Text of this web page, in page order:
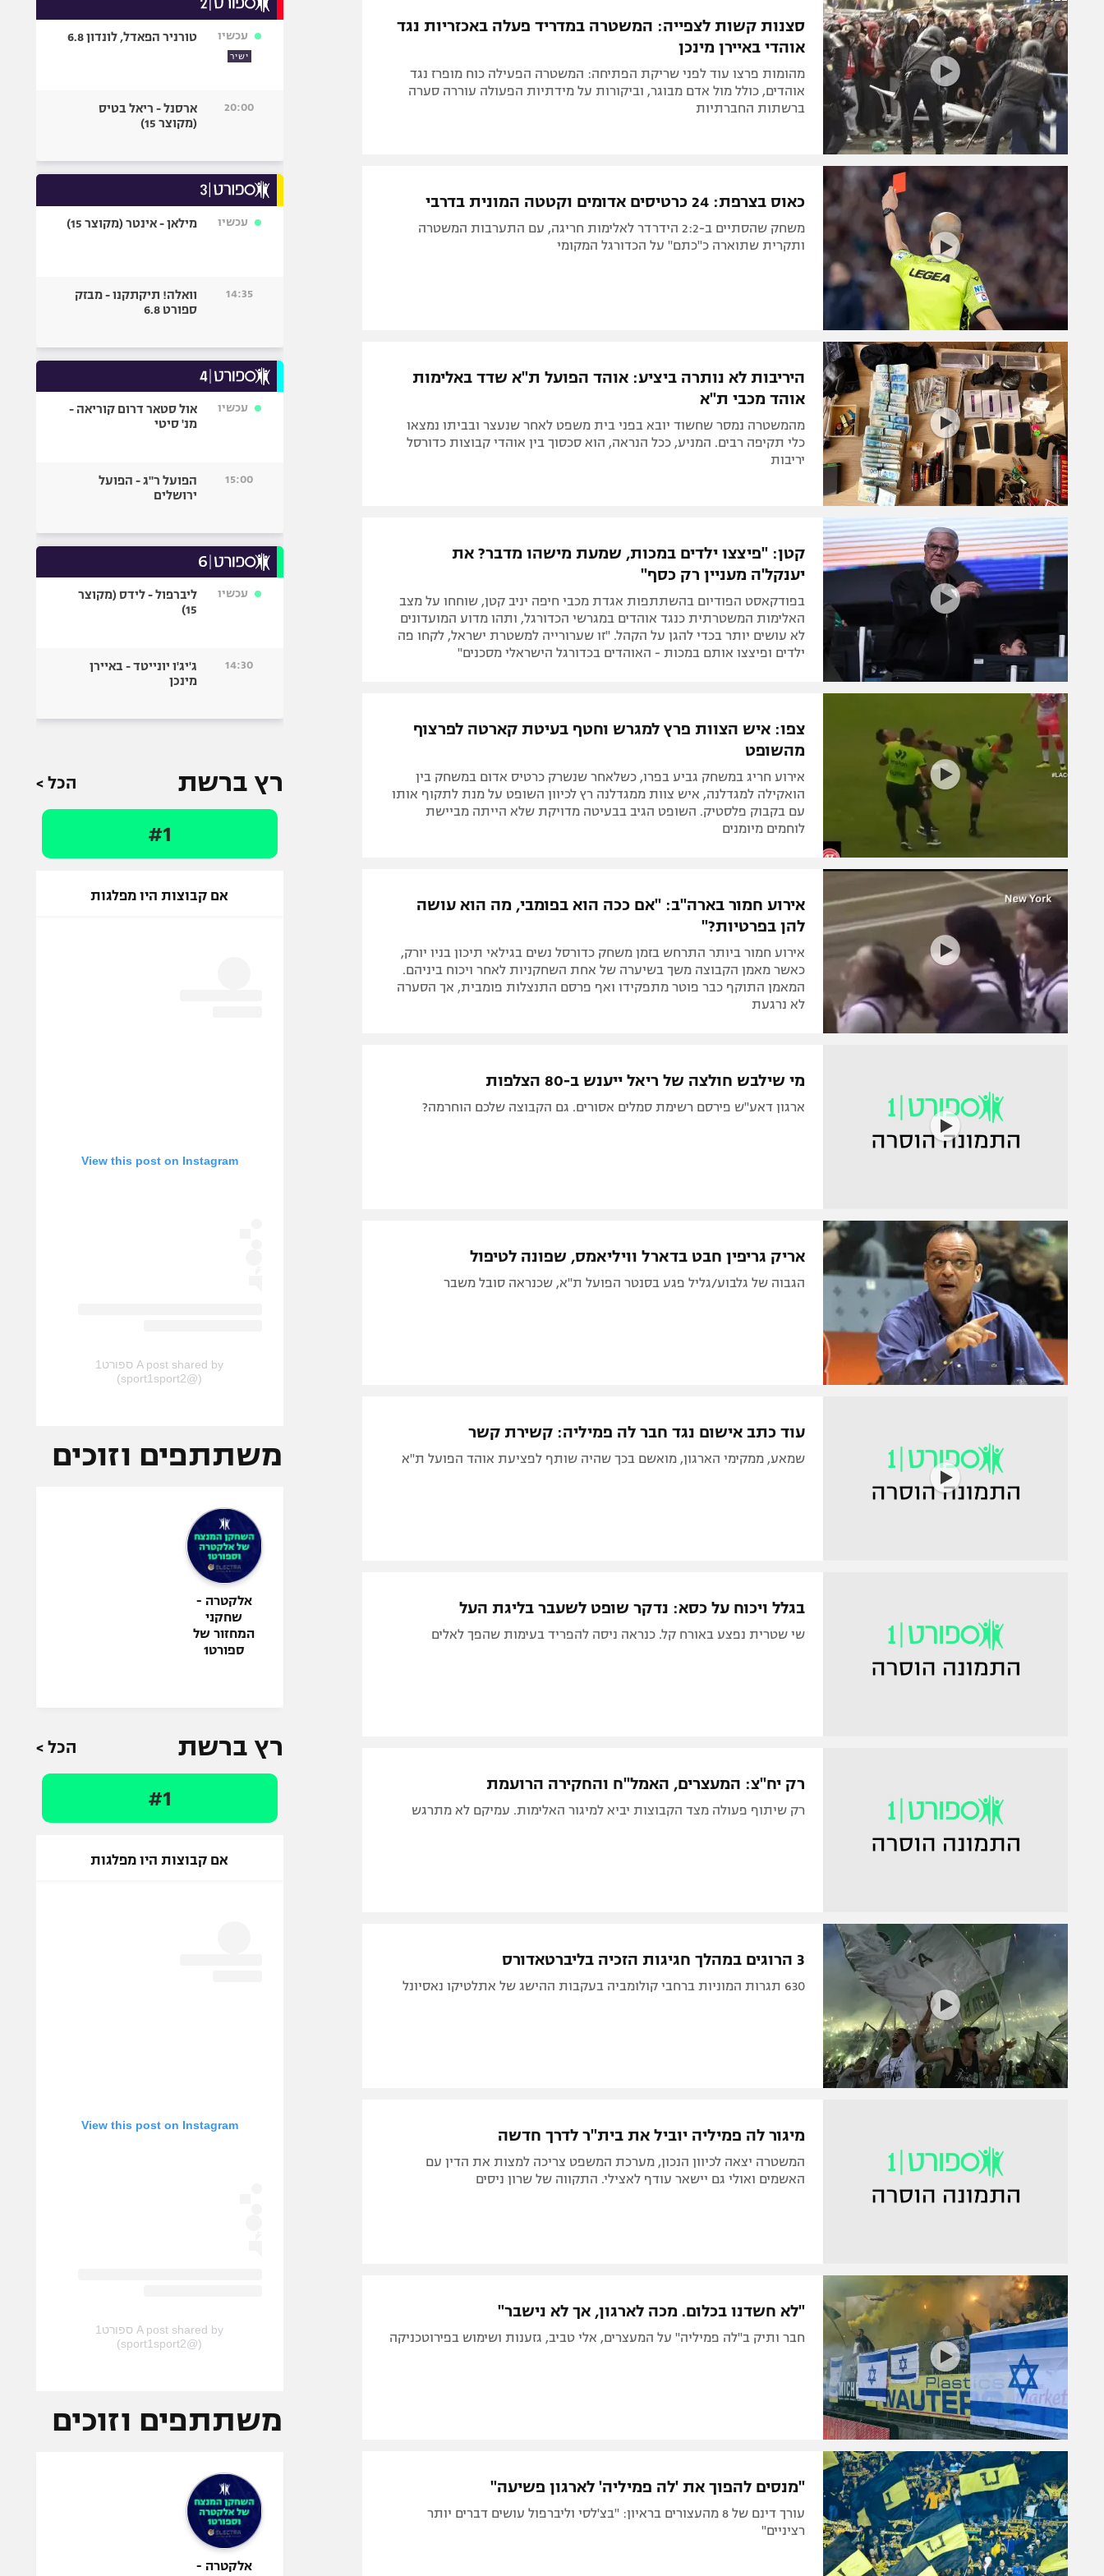
תקנון משתתפים וזוכים בפרסים
תקנון עבור פעילות אלקטרה
תקנון עבור פעילות ספורט 1 – "מרלן"
טניס
גיימינג E-Sports
מדיניות פרטיות
תקנון פעילות ספורט 1
רשיון להקרנה פומבית לבית עסק
הצטרפות לחבילת הערוצים
לוח דרושים – ג'ובנט
תגיות
המגזין
הפועל באר שבע
מכבי נתניה
בני יהודה
ספורט מוטורי
בייסבול MLB
גיימינג E-Sports
סצנות קשות לצפייה: המשטרה במדריד פעלה באכזריות נגד
אוהדי באיירן מינכן
מהומות פרצו עוד לפני שריקת הפתיחה: המשטרה הפעילה כוח מופרז נגד
אוהדים, כולל מול אדם מבוגר, וביקורות על מידתיות הפעולה עוררה סערה
ברשתות החברתיות
כאוס בצרפת: 24 כרטיסים אדומים וקטטה המונית בדרבי
משחק שהסתיים ב-2:2 הידרדר לאלימות חריגה, עם התערבות המשטרה
ותקרית שתוארה כ"כתם" על הכדורגל המקומי
היריבות לא נותרה ביציע: אוהד הפועל ת"א שדד באלימות
אוהד מכבי ת"א
מהמשטרה נמסר שחשוד יובא בפני בית משפט לאחר שנעצר ובביתו נמצאו
כלי תקיפה רבים. המניע, ככל הנראה, הוא סכסוך בין אוהדי קבוצות כדורסל
יריבות
קטן: "פיצצו ילדים במכות, שמעת מישהו מדבר? את
יענקל'ה מעניין רק כסף"
בפודקאסט הפודיום בהשתתפות אגדת מכבי חיפה יניב קטן, שוחחו על מצב
האלימות המשטרתית כנגד אוהדים במגרשי הכדורגל, ותהו מדוע המועדונים
לא עושים יותר בכדי להגן על הקהל. "זו שערורייה למשטרת ישראל, לקחו פה
ילדים ופיצצו אותם במכות - האוהדים בכדורגל הישראלי מסכנים"
צפו: איש הצוות פרץ למגרש וחטף בעיטת קארטה לפרצוף
מהשופט
אירוע חריג במשחק גביע בפרו, כשלאחר שנשרק כרטיס אדום במשחק בין
הואקילה למגדלנה, איש צוות ממגדלנה רץ לכיוון השופט על מנת לתקוף אותו
עם בקבוק פלסטיק. השופט הגיב בבעיטה מדויקת שלא הייתה מביישת
לוחמים מיומנים
אירוע חמור בארה"ב: "אם ככה הוא בפומבי, מה הוא עושה
להן בפרטיות?"
אירוע חמור ביותר התרחש בזמן משחק כדורסל נשים בגילאי תיכון בניו יורק,
כאשר מאמן הקבוצה משך בשיערה של אחת השחקניות לאחר ויכוח ביניהם.
המאמן התוקף כבר פוטר מתפקידו ואף פרסם התנצלות פומבית, אך הסערה
לא נרגעת
מי שילבש חולצה של ריאל ייענש ב-80 הצלפות
ארגון דאע"ש פירסם רשימת סמלים אסורים. גם הקבוצה שלכם הוחרמה?
אריק גריפין חבט בדארל וויליאמס, שפונה לטיפול
הגבוה של גלבוע/גליל פגע בסנטר הפועל ת"א, שכנראה סובל משבר
עוד כתב אישום נגד חבר לה פמיליה: קשירת קשר
שמאע, ממקימי הארגון, מואשם בכך שהיה שותף לפציעת אוהד הפועל ת"א
בגלל ויכוח על כסא: נדקר שופט לשעבר בליגת העל
שי שטרית נפצע באורח קל. כנראה ניסה להפריד בעימות שהפך לאלים
רק יח"צ: המעצרים, האמל"ח והחקירה הרועמת
רק שיתוף פעולה מצד הקבוצות יביא למיגור האלימות. עמיקם לא מתרגש
3 הרוגים במהלך חגיגות הזכיה בליברטאדורס
630 תגרות המוניות ברחבי קולומביה בעקבות ההישג של אתלטיקו נאסיונל
מיגור לה פמיליה יוביל את בית"ר לדרך חדשה
המשטרה יצאה לכיוון הנכון, מערכת המשפט צריכה למצות את הדין עם
האשמים ואולי גם יישאר עודף לאצילי. התקווה של שרון ניסים
"לא חשדנו בכלום. מכה לארגון, אך לא נישבר"
חבר ותיק ב"לה פמיליה" על המעצרים, אלי טביב, גזענות ושימוש בפירוטכניקה
"מנסים להפוך את 'לה פמיליה' לארגון פשיעה"
עורך דינם של 8 מהעצורים בראיון: "בצ'לסי וליברפול עושים דברים יותר
רציניים"
עכשיו
ישיר
טורניר הפאדל, לונדון 6.8
20:00
ארסנל - ריאל בטיס
(מקוצר 15)
עכשיו מילאן - אינטר (מקוצר 15)
14:35
וואלה! תיקתקנו - מבזק
ספורט 6.8
עכשיו
אול סטאר דרום קוריאה -
מנ' סיטי
15:00
הפועל ר"ג - הפועל
ירושלים
עכשיו
ליברפול - לידס (מקוצר
15)
14:30
ג'יג'ו יונייטד - באיירן
מינכן
רץ ברשת הכל >
#1
אם קבוצות היו מפלגות
View this post on Instagram
A post shared by ספורט1
(@sport1sport2)
משתתפים וזוכים
אלקטרה -
שחקני
המחזור של
ספורט1
רץ ברשת הכל >
#1
אם קבוצות היו מפלגות
View this post on Instagram
A post shared by ספורט1
(@sport1sport2)
משתתפים וזוכים
אלקטרה -